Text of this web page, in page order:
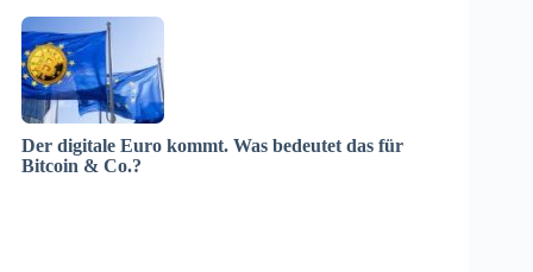
Der digitale Euro kommt. Was bedeutet das für
Bitcoin & Co.?